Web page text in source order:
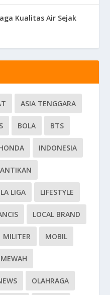
Kualitas Air Sejak
ASIA TENGGARA
BOLA BTS
INDONESIA
LA LIGA LIFESTYLE
LOCAL BRAND
MILITER MOBIL
OLAHRAGA